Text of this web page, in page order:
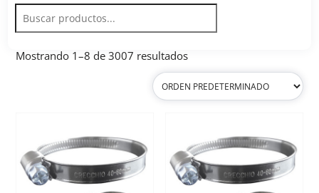
Mostrando 1–8 de 3007 resultados